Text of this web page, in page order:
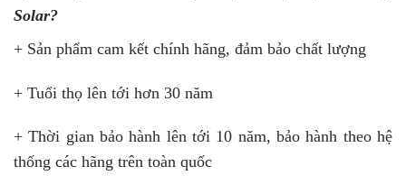
Solar?
+ Sản phẩm cam kết chính hãng, đảm bảo chất lượng
+ Tuổi thọ lên tới hơn 30 năm
+ Thời gian bảo hành lên tới 10 năm, bảo hành theo hệ
thống các hãng trên toàn quốc